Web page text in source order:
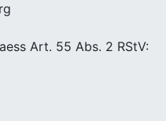
Art. 55 Abs. 2 RStV: